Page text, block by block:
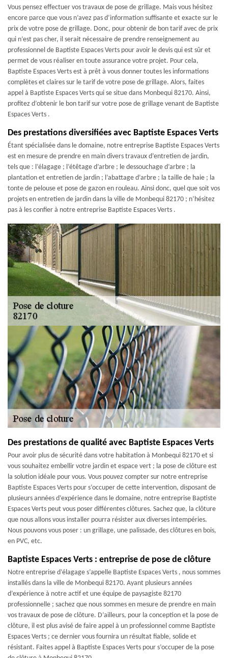
Vous pensez effectuer vos travaux de pose de grillage. Mais vous hésitez
encore parce que vous n’avez pas d’information suffisante et exacte sur le
prix de votre pose de grillage. Donc, pour obtenir de bon tarif avec de prix
qui n’est pas cher, il serait nécessaire de prendre renseignement au
professionnel de Baptiste Espaces Verts pour avoir le devis qui est sûr et
permet de vous réaliser en toute assurance votre projet. Pour cela,
Baptiste Espaces Verts est à prêt à vous donner toutes les informations
complètes et claires sur le tarif de votre pose de grillage. Alors, faites
appel à Baptiste Espaces Verts qui se situe dans Monbequi 82170. Ainsi,
profitez d’obtenir le bon tarif sur votre pose de grillage venant de Baptiste
Espaces Verts .
Des prestations diversifiées avec Baptiste Espaces Verts
Étant spécialisée dans le domaine, notre entreprise Baptiste Espaces Verts
est en mesure de prendre en main divers travaux d’entretien de jardin,
tels que : l’élagage ; l’étêtage d’arbre ; le dessouchage d’arbre ; la
plantation et entretien de jardin ; l’abattage d’arbre ; la taille de haie ; la
tonte de pelouse et pose de gazon en rouleau. Ainsi donc, quel que soit vos
projets en entretien de jardin dans la ville de Monbequi 82170 ; n’hésitez
pas à les confier à notre entreprise Baptiste Espaces Verts .
Des prestations de qualité avec Baptiste Espaces Verts
Pour avoir plus de sécurité dans votre habitation à Monbequi 82170 et si
vous souhaitez embellir votre jardin et espace vert ; la pose de clôture est
la solution idéale pour vous. Vous pouvez compter sur notre entreprise
Baptiste Espaces Verts pour s’occuper de cette intervention, disposant de
plusieurs années d’expérience dans le domaine, notre entreprise Baptiste
Espaces Verts peut vous poser différentes clôtures. Sachez que, la clôture
que nous allons vous installer pourra résister aux diverses intempéries.
Nous pouvons vous poser : un grillage, une palissade, des clôtures en bois,
en PVC, etc.
Baptiste Espaces Verts : entreprise de pose de clôture
Notre entreprise d’élagage s’appelle Baptiste Espaces Verts , nous sommes
installés dans la ville de Monbequi 82170. Ayant plusieurs années
d’expérience à notre actif et une équipe de paysagiste 82170
professionnelle ; sachez que nous sommes en mesure de prendre en main
vos travaux de pose de clôture. D’ailleurs, pour la conception et la pose de
clôture, il est plus avisé de faire appel à un professionnel comme Baptiste
Espaces Verts ; ce dernier vous fournira un résultat fiable, solide et
résistant. Faites appel à Baptiste Espaces Verts pour s’occuper de la pose